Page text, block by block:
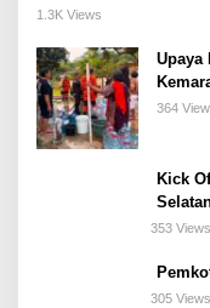
Meeting, dan
1.3K Views
Upaya
364
Kick
Bogor
353 Views
305 Views